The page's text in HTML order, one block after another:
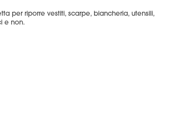
per riporre vestiti, scarpe, biancheria, utensili,
e non.